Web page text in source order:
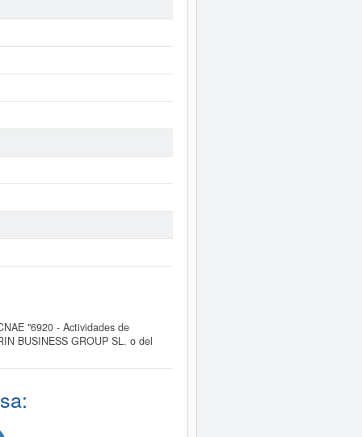
"6920 - Actividades de
BUSINESS GROUP SL. o del